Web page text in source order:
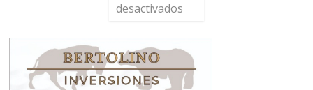
desactivados